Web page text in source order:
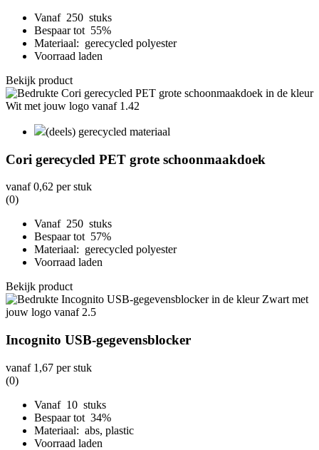
Vanaf 250 stuks
Bespaar tot 55%
Materiaal: gerecycled polyester
Voorraad laden
Bekijk product
(deels) gerecycled materiaal
Cori gerecycled PET grote schoonmaakdoek
vanaf0,62 per stuk
(0)
Vanaf 250 stuks
Bespaar tot 57%
Materiaal: gerecycled polyester
Voorraad laden
Bekijk product
Incognito USB-gegevensblocker
vanaf 1,67 per stuk
(0)
Vanaf 10 stuks
Bespaar tot 34%
Materiaal: abs, plastic
Voorraad laden